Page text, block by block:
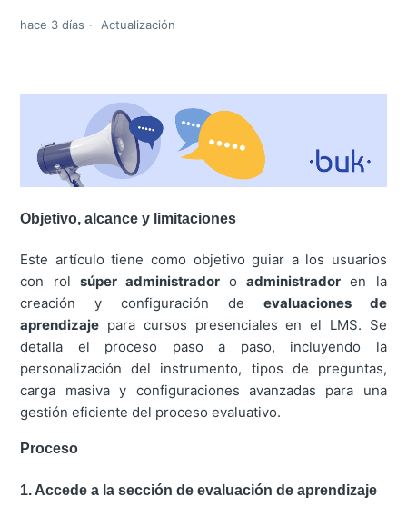
hace 3 días Actualización
Objetivo, alcance y limitaciones
Este artículo tiene como objetivo guiar a los usuarios
con rol súper administradoroadministrador en la
creación y configuración de evaluaciones de
aprendizaje para cursos presenciales en el LMS. Se
detalla el proceso paso a paso, incluyendo la
personalización del instrumento, tipos de preguntas,
carga masiva y configuraciones avanzadas para una
gestión eficiente del proceso evaluativo.
Proceso
1. Accede a la sección de evaluación de aprendizaje